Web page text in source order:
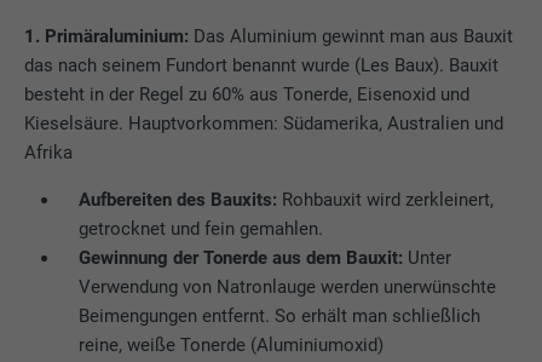
1. Primäraluminium: Das Aluminium gewinnt man aus Bauxit
das nach seinem Fundort benannt wurde (Les Baux). Bauxit
besteht in der Regel zu 60% aus Tonerde, Eisenoxid und
Kieselsäure. Hauptvorkommen: Südamerika, Australien und
Afrika
Aufbereiten des Bauxits: Rohbauxit wird zerkleinert,
getrocknet und fein gemahlen.
Gewinnung der Tonerde aus dem Bauxit: Unter
Verwendung von Natronlauge werden unerwünschte
Beimengungen entfernt. So erhält man schließlich
reine, weiße Tonerde (Aluminiumoxid)